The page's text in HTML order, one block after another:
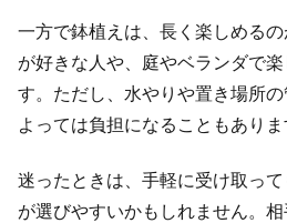
一方で鉢植えは、長く楽しめる
が好きな人や、庭やベランダで
す。ただし、水やりや置き場所
よっては負担になることもありま
迷ったときは、手軽に受け取っ
が選びやすいかもしれません。